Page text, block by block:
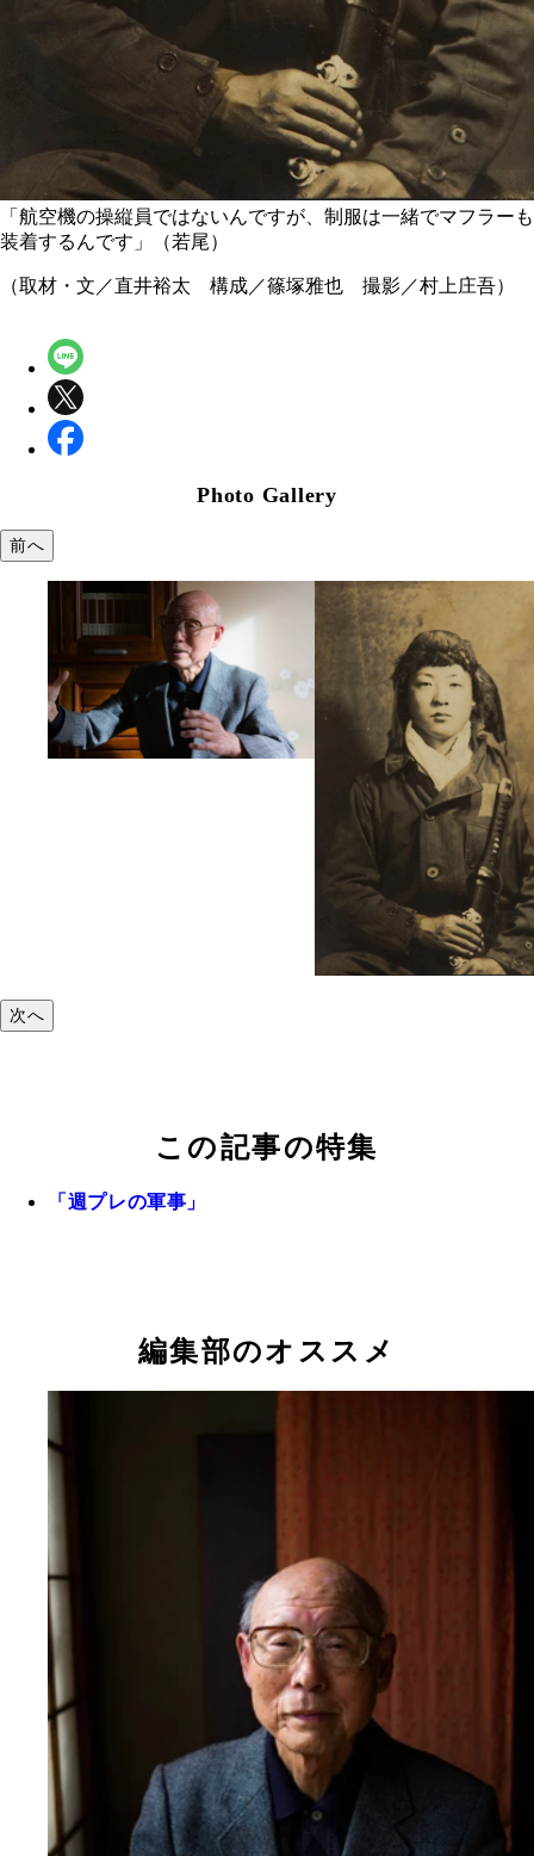
「航空機の操縦員ではないんですが、制服は一緒でマフラーも
装着するんです」（若尾）
（取材・文／直井裕太 構成／篠塚雅也 撮影／村上庄吾）
Photo Gallery
前へ
次へ
この記事の特集
「週プレの軍事」
編集部のオススメ